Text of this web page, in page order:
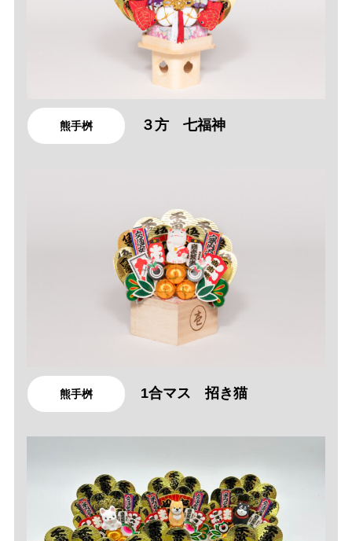
熊手桝 ３方 七福神
熊手桝 1合マス 招き猫